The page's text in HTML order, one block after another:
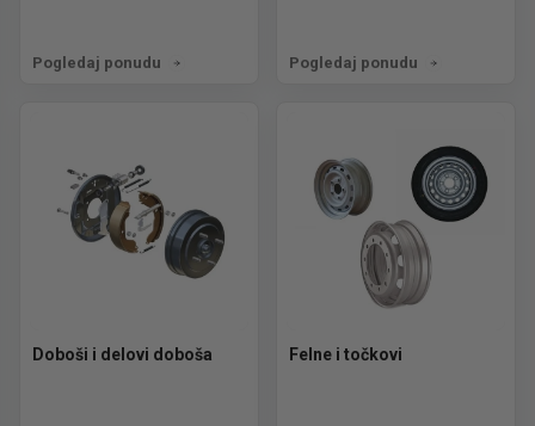
Pogledaj ponudu Pogledaj ponudu
Doboši i delovi doboša Felne i točkovi